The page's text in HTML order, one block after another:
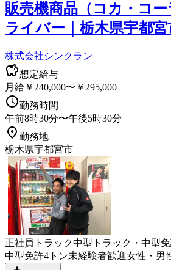
販売機商品（コカ・コ
ライバー｜栃木県宇都宮
株式会社シンクラン
想定給与
月給￥240,000〜￥295,000
勤務時間
午前8時30分〜午後5時30分
勤務地
栃木県宇都宮市
正社員 トラック中型トラック・中型
中型免許4トン未経験者歓迎女性・男